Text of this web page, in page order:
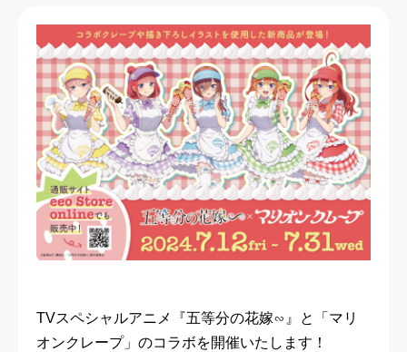
TVスペシャルアニメ『五等分の花嫁∽』と「マリ
オンクレープ」のコラボを開催いたします！